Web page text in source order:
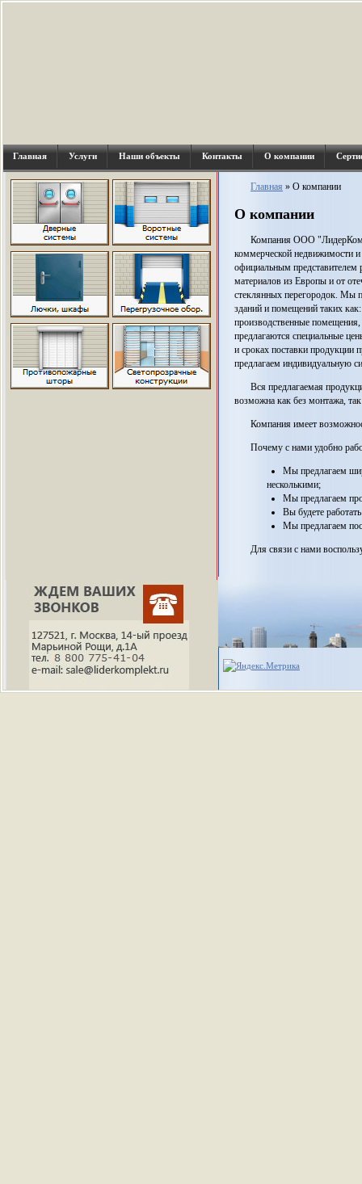
Главная Услуги Наши объекты Контакты О компании
Главная » О компании
О компании
Компания ООО
коммерческой недвижимости
официальным представителем
материалов из Европы и от
стеклянных перегородок. Мы
зданий и помещений таких
производственные
предлагаются специальные
и сроках поставки
предлагаем индивидуальную
Вся предлагаемая
возможна как без монтажа,
Компания имеет
Почему с нами удобно
Мы предлагаем
несколькими;
Мы предлагаем
Вы будете
Мы предлагаем
Для связи с нами